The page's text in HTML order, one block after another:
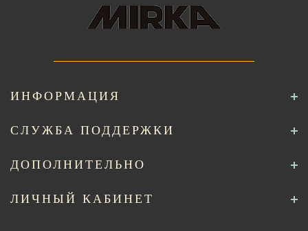
ИНФОРМАЦИЯ
СЛУЖБА ПОДДЕРЖКИ
ДОПОЛНИТЕЛЬНО
ЛИЧНЫЙ КАБИНЕТ